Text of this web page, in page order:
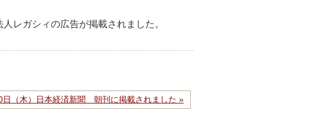
レガシィの広告が掲載されました。
日（木）日本経済新聞 朝刊に掲載されました »